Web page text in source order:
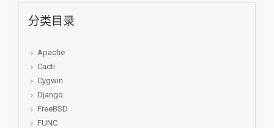
分类目录
Apache
Cacti
Cygwin
Django
FreeBSD
FUNC